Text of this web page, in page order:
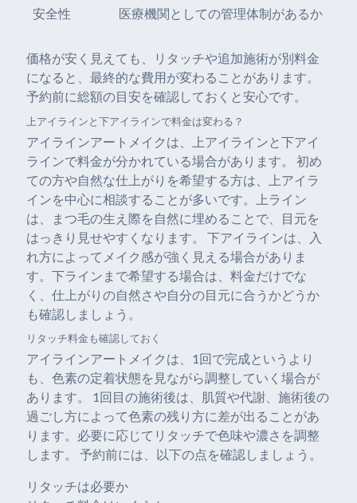
安全性 医療機関としての管理体制があるか
価格が安く見えても、リタッチや追加施術が別料金
になると、最終的な費用が変わることがあります。
予約前に総額の目安を確認しておくと安心です。
上アイラインと下アイラインで料金は変わる？
アイラインアートメイクは、上アイラインと下アイ
ラインで料金が分かれている場合があります。 初め
ての方や自然な仕上がりを希望する方は、上アイラ
インを中心に相談することが多いです。上ライン
は、まつ毛の生え際を自然に埋めることで、目元を
はっきり見せやすくなります。 下アイラインは、入
れ方によってメイク感が強く見える場合がありま
す。下ラインまで希望する場合は、料金だけでな
く、仕上がりの自然さや自分の目元に合うかどうか
も確認しましょう。
リタッチ料金も確認しておく
アイラインアートメイクは、1回で完成というより
も、色素の定着状態を見ながら調整していく場合が
あります。 1回目の施術後は、肌質や代謝、施術後の
過ごし方によって色素の残り方に差が出ることがあ
ります。必要に応じてリタッチで色味や濃さを調整
します。 予約前には、以下の点を確認しましょう。
リタッチは必要か